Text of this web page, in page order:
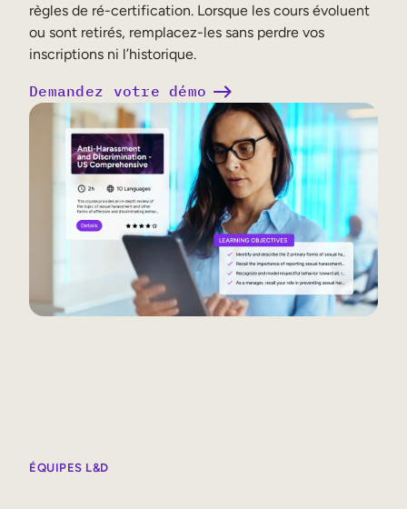
règles de ré-certification. Lorsque les cours évoluent
ou sont retirés, remplacez-les sans perdre vos
inscriptions ni l’historique.
Demandez votre démo
ÉQUIPES L&D